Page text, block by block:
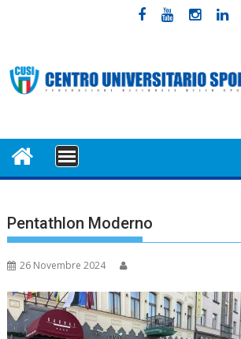
MENU
Pentathlon Moderno
26 Novembre 2024